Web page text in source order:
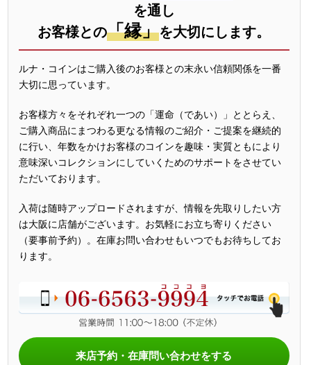
を通し
お客様との「縁」を大切にします。
ルナ・コインはご購入後のお客様との末永い信頼関係を一番
大切に思っています。
お客様方々をそれぞれ一つの「運命（であい）」ととらえ、
ご購入商品にまつわる更なる情報のご紹介・ご提案を継続的
に行い、年数をかけお客様のコインを趣味・実質ともにより
意味深いコレクションにしていくためのサポートをさせてい
ただいております。
入荷は随時アップロードされますが、情報を先取りしたい方
は大阪に店舗がございます。お気軽にお立ち寄りください
（要事前予約）。在庫お問い合わせもいつでもお待ちしてお
ります。
来店予約・在庫問い合わせをする